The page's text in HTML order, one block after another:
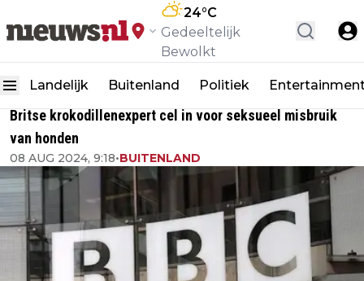
24°C
Gedeeltelijk
Bewolkt
Landelijk Buitenland Politiek
Britse krokodillenexpert cel in voor seksueel misbruik
van honden
08 AUG 2024, 9:18•BUITENLAND